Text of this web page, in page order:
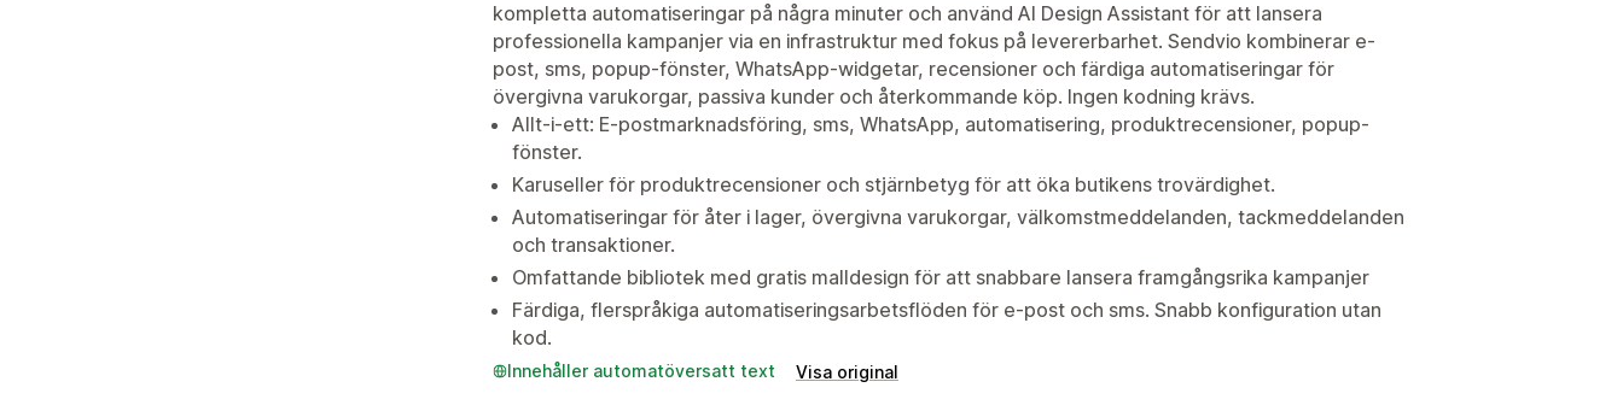
kompletta automatiseringar på några minuter och använd AI Design Assistant för att lansera
professionella kampanjer via en infrastruktur med fokus på levererbarhet. Sendvio kombinerar e-
post, sms, popup-fönster, WhatsApp-widgetar, recensioner och färdiga automatiseringar för
övergivna varukorgar, passiva kunder och återkommande köp. Ingen kodning krävs.
Allt-i-ett: E-postmarknadsföring, sms, WhatsApp, automatisering, produktrecensioner, popup-
fönster.
Karuseller för produktrecensioner och stjärnbetyg för att öka butikens trovärdighet.
Automatiseringar för åter i lager, övergivna varukorgar, välkomstmeddelanden, tackmeddelanden
och transaktioner.
Omfattande bibliotek med gratis malldesign för att snabbare lansera framgångsrika kampanjer
Färdiga, flerspråkiga automatiseringsarbetsflöden för e-post och sms. Snabb konfiguration utan
kod.
Innehåller automatöversatt text Visa original